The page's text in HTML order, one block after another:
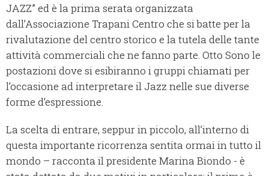
JAZZ” ed è la prima serata organizzata
dall’Associazione Trapani Centro che si batte per la
rivalutazione del centro storico e la tutela delle tante
attività commerciali che ne fanno parte. Otto Sono le
postazioni dove si esibiranno i gruppi chiamati per
l’occasione ad interpretare il Jazz nelle sue diverse
forme d’espressione.
La scelta di entrare, seppur in piccolo, all’interno di
questa importante ricorrenza sentita ormai in tutto il
mondo – racconta il presidente Marina Biondo - è